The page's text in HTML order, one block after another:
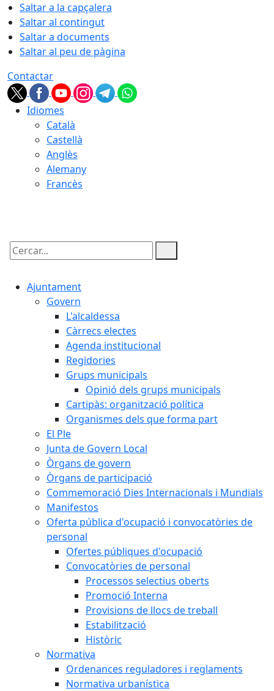
Saltar a la capçalera
Saltar al contingut
Saltar a documents
Saltar al peu de pàgina
Contactar
Idiomes
Català
Castellà
Anglès
Alemany
Francès
Cercar:
Ajuntament
Govern
L'alcaldessa
Càrrecs electes
Agenda institucional
Regidories
Grups municipals
Opinió dels grups municipals
Cartipàs: organització política
Organismes dels que forma part
El Ple
Junta de Govern Local
Òrgans de govern
Òrgans de participació
Commemoració Dies Internacionals i Mundials
Manifestos
Oferta pública d'ocupació i convocatòries de
personal
Ofertes públiques d'ocupació
Convocatòries de personal
Processos selectius oberts
Promoció Interna
Provisions de llocs de treball
Estabilització
Històric
Normativa
Ordenances reguladores i reglaments
Normativa urbanística